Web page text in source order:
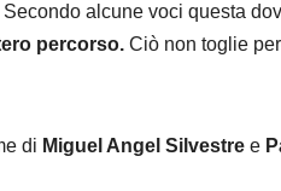
Secondo alcune voci questa
percorso. Ciò non toglie
di Miguel Angel Silvestre e